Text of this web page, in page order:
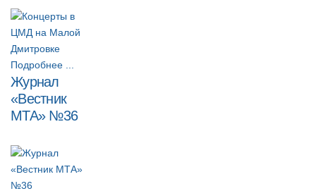
Подробнее ...
Журнал
«Вестник
МТА» №36